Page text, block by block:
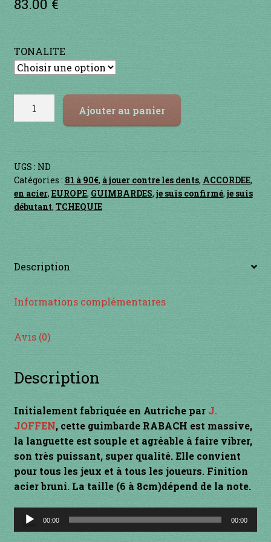
Contact
en bambou
en bois
en cuivre
en laiton
je suis confirmé
je suis débutant
Liens
Mon Compte
Newsletter
Panier
par prix
83.00 €
TONALITE
quantité
Ajouter au panier
UGS : ND
Catégories : 81 à 90€, à jouer contre les dents, ACCORDEE,
en acier, EUROPE, GUIMBARDES,je suis confirmé, je suis
débutant, TCHEQUIE
Description
Informations complémentaires
Avis (0)
Description
Initialement fabriquée en Autriche par J.
JOFFEN, cette guimbarde RABACH est massive,
la languette est souple et agréable à faire vibrer,
son très puissant, super qualité. Elle convient
pour tous les jeux et à tous les joueurs. Finition
acier bruni. La taille (6 à 8cm)dépend de la note.
Lecteur
audio
00:00 00:00